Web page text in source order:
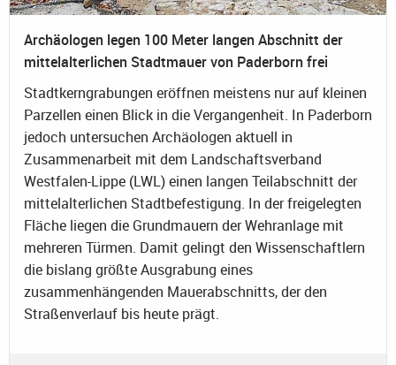
Archäologen legen 100 Meter langen Abschnitt der
mittelalterlichen Stadtmauer von Paderborn frei
Stadtkerngrabungen eröffnen meistens nur auf kleinen
Parzellen einen Blick in die Vergangenheit. In Paderborn
jedoch untersuchen Archäologen aktuell in
Zusammenarbeit mit dem Landschaftsverband
Westfalen-Lippe (LWL) einen langen Teilabschnitt der
mittelalterlichen Stadtbefestigung. In der freigelegten
Fläche liegen die Grundmauern der Wehranlage mit
mehreren Türmen. Damit gelingt den Wissenschaftlern
die bislang größte Ausgrabung eines
zusammenhängenden Mauerabschnitts, der den
Straßenverlauf bis heute prägt.